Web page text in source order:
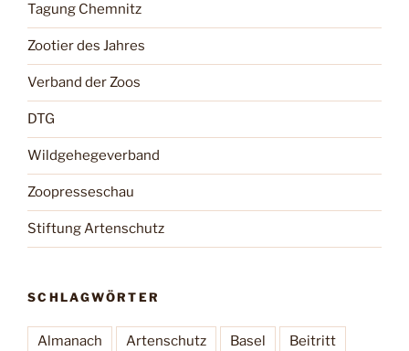
Tagung Chemnitz
Zootier des Jahres
Verband der Zoos
DTG
Wildgehegeverband
Zoopresseschau
Stiftung Artenschutz
SCHLAGWÖRTER
Almanach Artenschutz Basel Beitritt